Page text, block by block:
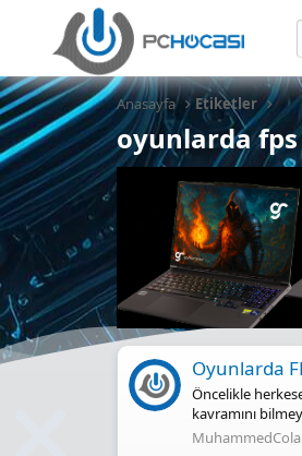
Anasayfa Etiketler
oyunlarda
Oyunlarda
Öncelikle
kavramını